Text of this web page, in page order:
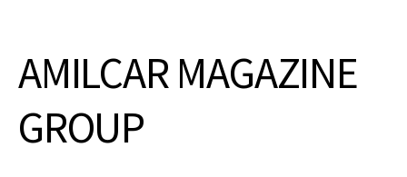
AMILCAR MAGAZINE
GROUP